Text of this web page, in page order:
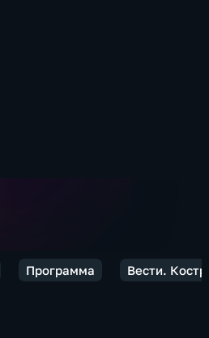
Программа Вести.